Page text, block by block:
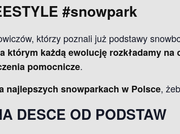
#snowpark
którzy poznali już podstawy
którym każdą ewolucję rozkładamy
pomocnicze.
najlepszych snowparkach w Polsce,
DESCE OD PODSTAW